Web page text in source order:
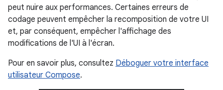
peut nuire aux performances. Certaines erreurs de
codage peuvent empêcher la recomposition de votre UI
et, par conséquent, empêcher l'affichage des
modifications de l'UI à l'écran.
Pour en savoir plus, consultez Déboguer votre interface
utilisateur Compose.